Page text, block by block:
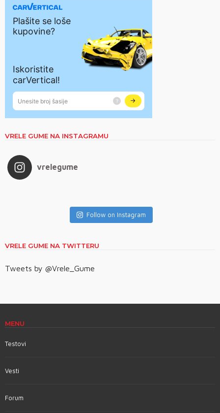
VRELE GUME NA INSTAGRAMU
vrelegume
Follow on Instagram
VRELE GUME NA TWITTERU
Tweets by @Vrele_Gume
MENU
Testovi
Vesti
Forum